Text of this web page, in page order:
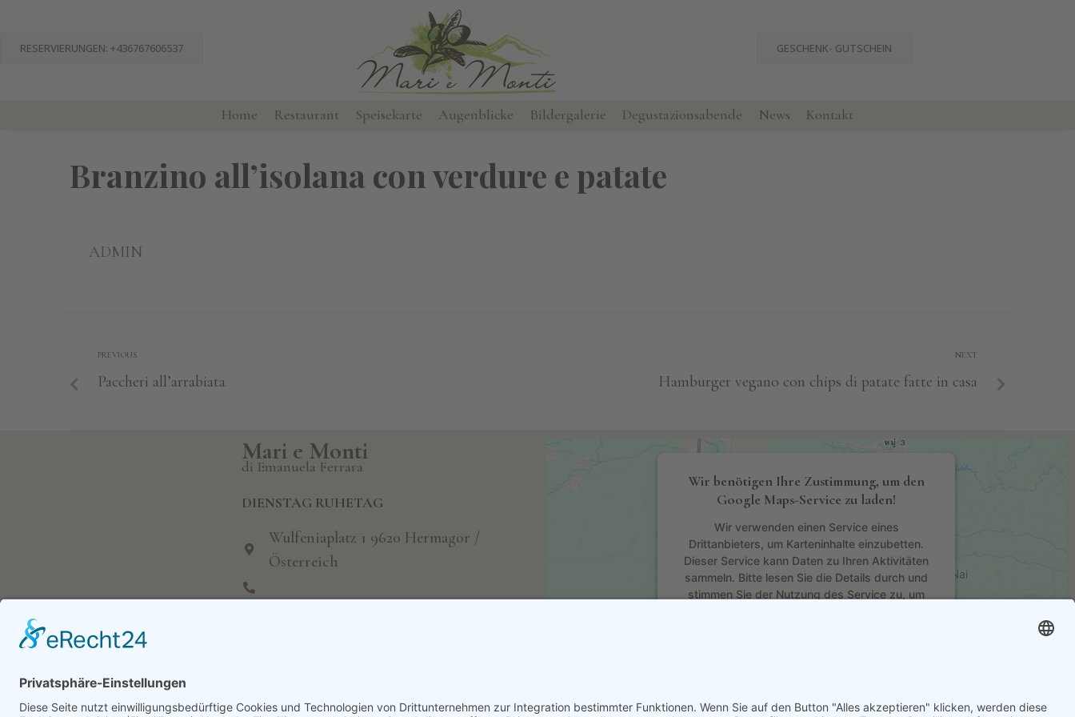
RESERVIERUNGEN: +436767606537 GESCHENK- GUTSCHEIN
Home Restaurant Speisekarte Augenblicke Bildergalerie Degustazionsabende News Kontakt
Branzino all’isolana con verdure e patate
ADMIN
PREVIOUS
Paccheri all’arrabiata
NEXT
Hamburger vegano con chips di patate fatte in casa
Mari e Monti
di Emanuela Ferrara
DIENSTAG RUHETAG
Wulfeniaplatz 1 9620 Hermagor /
Österreich
Wir benötigen Ihre Zustimmung, um den
Google Maps-Service zu laden!
Wir verwenden einen Service eines
Drittanbieters, um Karteninhalte einzubetten.
Dieser Service kann Daten zu Ihren Aktivitäten
sammeln. Bitte lesen Sie die Details durch und
stimmen Sie der Nutzung des Service zu, um